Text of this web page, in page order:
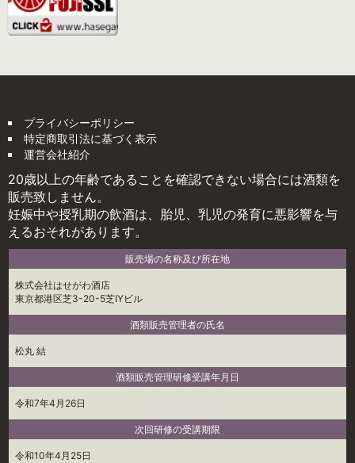
プライバシーポリシー
特定商取引法に基づく表示
運営会社紹介
20歳以上の年齢であることを確認できない場合には酒類を
販売致しません。
妊娠中や授乳期の飲酒は、胎児、乳児の発育に悪影響を与
えるおそれがあります。
販売場の名称及び所在地
株式会社はせがわ酒店
東京都港区芝3-20-5芝IYビル
酒類販売管理者の氏名
松丸 結
酒類販売管理研修受講年月日
令和7年4月26日
次回研修の受講期限
令和10年4月25日